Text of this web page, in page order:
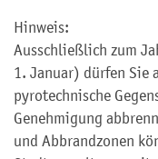
Hinweis:
Ausschließlich zum
1. Januar) dürfen Sie
pyrotechnische
Genehmigung
und Abbrandzonen